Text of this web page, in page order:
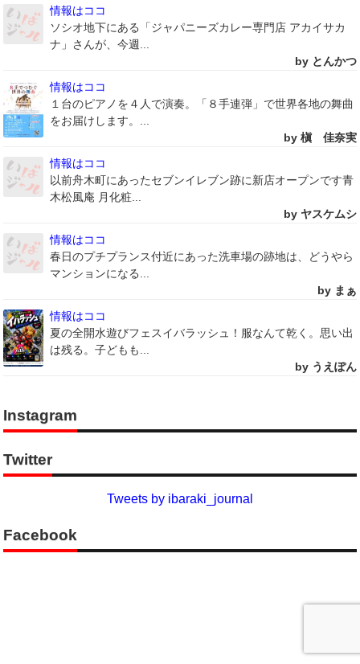
情報はココ
ソシオ地下にある「ジャパニーズカレー専門店 アカイサカ
ナ」さんが、今週...
by とんかつ
情報はココ
１台のピアノを４人で演奏。「８手連弾」で世界各地の舞曲
をお届けします。...
by 槇 佳奈実
情報はココ
以前舟木町にあったセブンイレブン跡に新店オープンです青
木松風庵 月化粧...
by ヤスケムシ
情報はココ
春日のプチプランス付近にあった洗車場の跡地は、どうやら
マンションになる...
by まぁ
情報はココ
夏の全開水遊びフェスイバラッシュ！服なんて乾く。思い出
は残る。子どもも...
by うえぽん
Instagram
Twitter
Tweets by ibaraki_journal
Facebook